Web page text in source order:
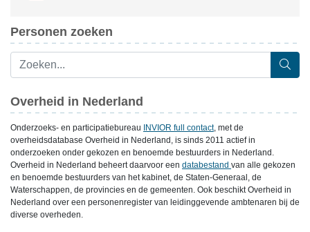
Personen zoeken
Overheid in Nederland
Onderzoeks- en participatiebureau INVIOR full contact, met de
overheidsdatabase Overheid in Nederland, is sinds 2011 actief in
onderzoeken onder gekozen en benoemde bestuurders in Nederland.
Overheid in Nederland beheert daarvoor een databestand van alle gekozen
en benoemde bestuurders van het kabinet, de Staten-Generaal, de
Waterschappen, de provincies en de gemeenten. Ook beschikt Overheid in
Nederland over een personenregister van leidinggevende ambtenaren bij de
diverse overheden.